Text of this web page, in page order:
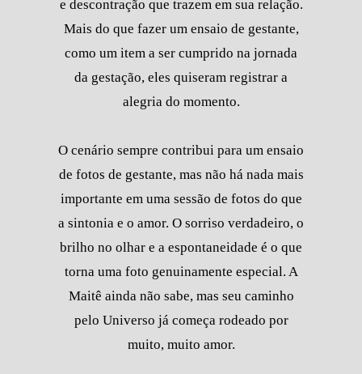
e descontração que trazem em sua relação.
Mais do que fazer um ensaio de gestante,
como um item a ser cumprido na jornada
da gestação, eles quiseram registrar a
alegria do momento.
O cenário sempre contribui para um ensaio
de fotos de gestante, mas não há nada mais
importante em uma sessão de fotos do que
a sintonia e o amor. O sorriso verdadeiro, o
brilho no olhar e a espontaneidade é o que
torna uma foto genuinamente especial. A
Maitê ainda não sabe, mas seu caminho
pelo Universo já começa rodeado por
muito, muito amor.